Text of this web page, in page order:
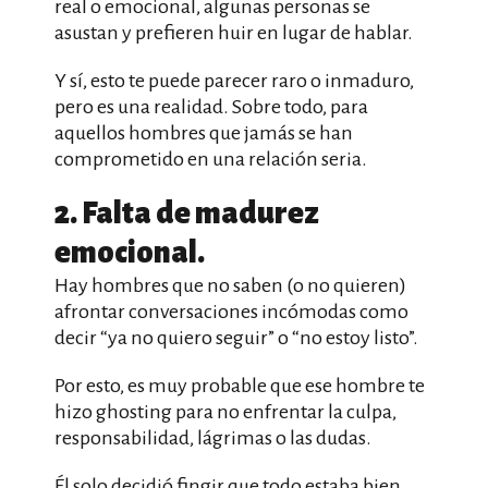
real o emocional, algunas personas se
asustan y prefieren huir en lugar de hablar.
Y sí, esto te puede parecer raro o inmaduro,
pero es una realidad. Sobre todo, para
aquellos hombres que jamás se han
comprometido en una relación seria.
2. Falta de madurez
emocional.
Hay hombres que no saben (o no quieren)
afrontar conversaciones incómodas como
decir “ya no quiero seguir” o “no estoy listo”.
Por esto, es muy probable que ese hombre te
hizo ghosting para no enfrentar la culpa,
responsabilidad, lágrimas o las dudas.